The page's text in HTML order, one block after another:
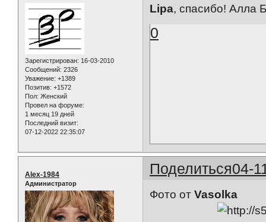
Зарегистрирован: 16-03-2010
Сообщений: 2326
Уважение: +1389
Позитив: +1572
Пол: Женский
Провел на форуме:
1 месяц 19 дней
Последний визит:
07-12-2022 22:35:07
Lipa, спасибо! Алла
0
Поделиться04-
Alex-1984
Администратор
Фото отVasolka